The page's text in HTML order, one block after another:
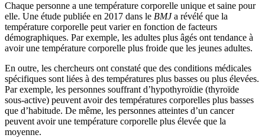
Chaque personne a une température corporelle unique et saine pour
elle. Une étude publiée en 2017 dans le BMJa révélé que la
température corporelle peut varier en fonction de facteurs
démographiques. Par exemple, les adultes plus âgés ont tendance à
avoir une température corporelle plus froide que les jeunes adultes.
En outre, les chercheurs ont constaté que des conditions médicales
spécifiques sont liées à des températures plus basses ou plus élevées.
Par exemple, les personnes souffrant d’hypothyroïdie (thyroïde
sous-active) peuvent avoir des températures corporelles plus basses
que d’habitude. De même, les personnes atteintes d’un cancer
peuvent avoir une température corporelle plus élevée que la
moyenne.